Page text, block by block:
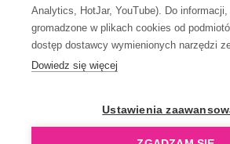
Analytics, HotJar, YouTube). Do
gromadzone w plikach cookies od
dostęp dostawcy wymienionych narzędzi
Dowiedz się więcej
Ustawienia
OpenGift jest częścią